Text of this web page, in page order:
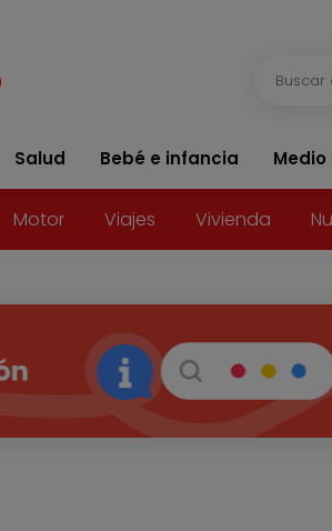
Salud Bebé e infancia
Motor Viajes Vivienda